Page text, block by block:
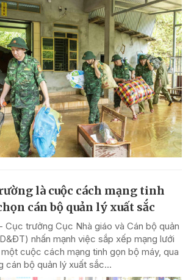
là cuộc cách mạng tinh
cán bộ quản lý xuất sắc
Cục trưởng Cục Nhà giáo và Cán bộ quản
nhấn mạnh việc sắp xếp mạng lưới
cuộc cách mạng tinh gọn bộ máy, qua
cán bộ quản lý xuất sắc...